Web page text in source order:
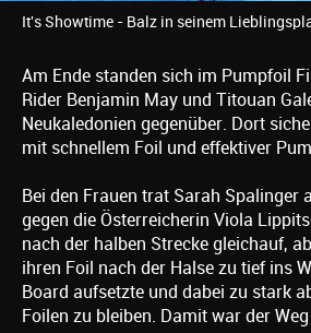
It's Showtime - Balz in seinem
Am Ende standen sich im Pumpfoil
Rider Benjamin May und Titouan
Neukaledonien gegenüber. Dort
mit schnellem Foil und effektiver
Bei den Frauen trat Sarah Spalinger
gegen die Österreicherin Viola
nach der halben Strecke gleichauf,
ihren Foil nach der Halse zu tief ins
Board aufsetzte und dabei zu stark
Foilen zu bleiben. Damit war der